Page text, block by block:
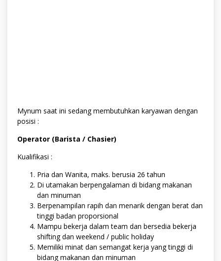
Mynum saat ini sedang membutuhkan karyawan dengan
posisi :
Operator (Barista / Chasier)
Kualifikasi :
Pria dan Wanita, maks. berusia 26 tahun
Di utamakan berpengalaman di bidang makanan
dan minuman
Berpenampilan rapih dan menarik dengan berat dan
tinggi badan proporsional
Mampu bekerja dalam team dan bersedia bekerja
shifting dan weekend / public holiday
Memiliki minat dan semangat kerja yang tinggi di
bidang makanan dan minuman